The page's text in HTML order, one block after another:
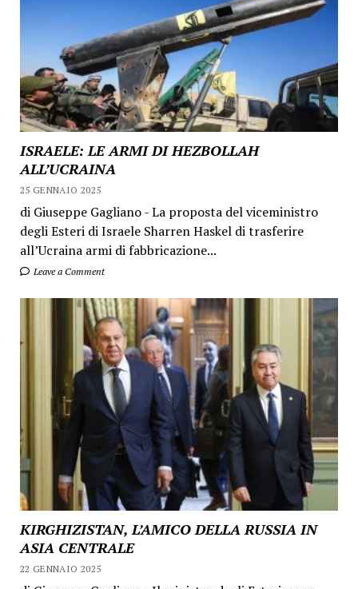
ISRAELE: LE ARMI DI HEZBOLLAH
ALL’UCRAINA
25 GENNAIO 2025
di Giuseppe Gagliano - La proposta del viceministro
degli Esteri di Israele Sharren Haskel di trasferire
all’Ucraina armi di fabbricazione...
Leave a Comment
KIRGHIZISTAN, L’AMICO DELLA RUSSIA IN
ASIA CENTRALE
22 GENNAIO 2025